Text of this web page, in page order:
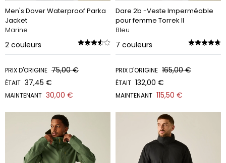
Men's Dover Waterproof Parka
Jacket
Marine
2 couleurs
PRIX D'ORIGINE 75,00 €
ÉTAIT 37,45 €
MAINTENANT 30,00 €
Dare 2b -Veste Imperméable
pour femme Torrek II
Bleu
7 couleurs
PRIX D'ORIGINE 165,00 €
ÉTAIT 132,00 €
MAINTENANT 115,50 €